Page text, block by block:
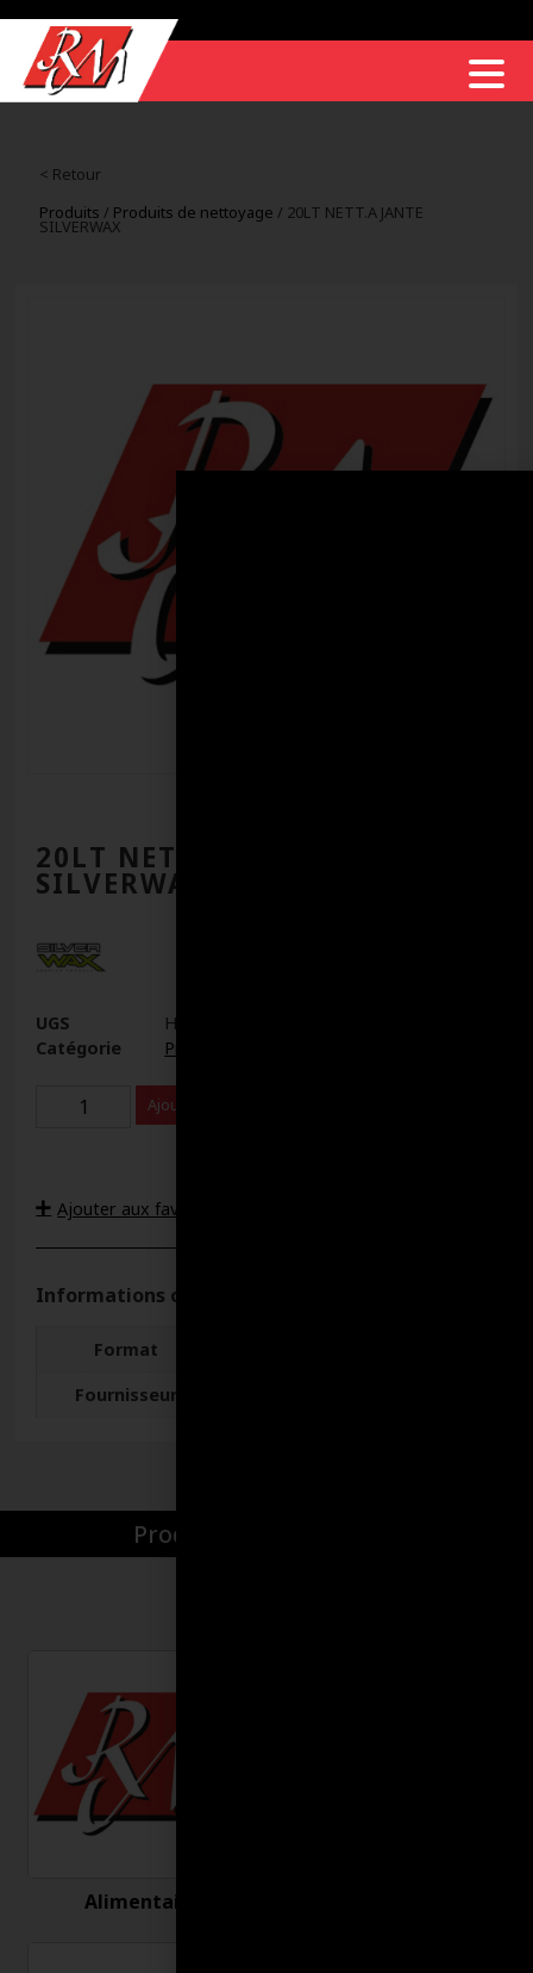
< Retour
Produits / Produits de nettoyage / 20LT NETT.A JANTE
SILVERWAX
20LT NETT.A JANTE
SILVERWAX
UGS
HY73020
Catégorie
Produits de nettoyage
Ajouter au panier
Ajouter aux favoris
Informations complémentaires
Format
Fournisseur
Produits par catégories
Alimentaire